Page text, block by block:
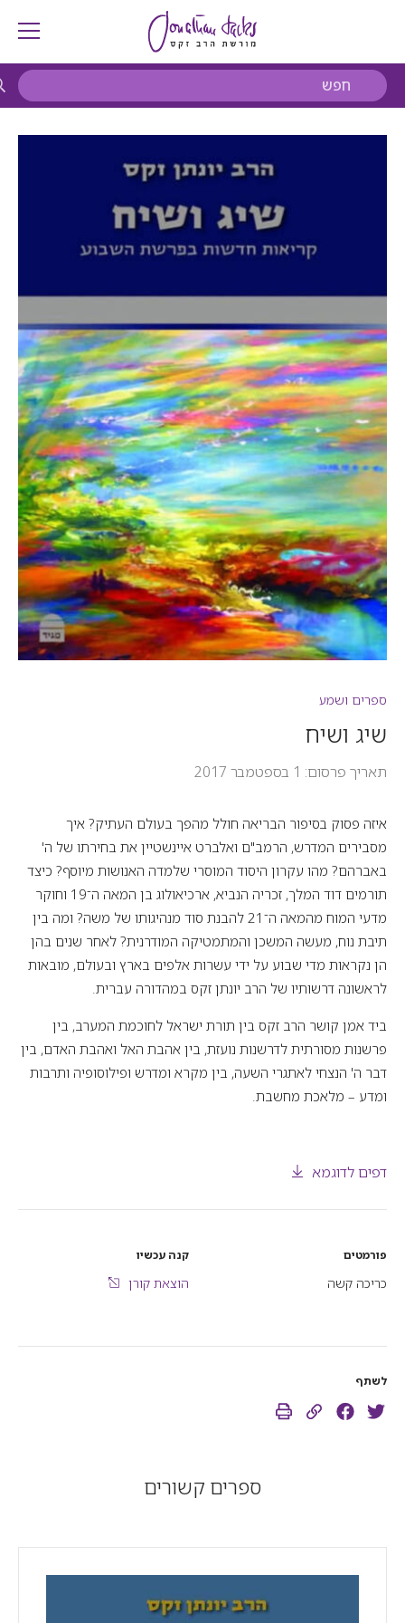
ספרים ושמע
שיג ושיח
תאריך פרסום: 1 בספטמבר 2017
איזה פסוק בסיפור הבריאה חולל מהפך בעולם העתיק? איך
מסבירים המדרש, הרמב"ם ואלברט איינשטיין את בחירתו של ה'
באברהם? מהו עקרון היסוד המוסרי שלמדה האנושות מיוסף? כיצד
תורמים דוד המלך, זכריה הנביא, ארכיאולוג בן המאה ה־19 וחוקר
מדעי המוח מהמאה ה־21 להבנת סוד מנהיגותו של משה? ומה בין
תיבת נוח, מעשה המשכן והמתמטיקה המודרנית? לאחר שנים בהן
הן נקראות מדי שבוע על ידי עשרות אלפים בארץ ובעולם, מובאות
לראשונה דרשותיו של הרב יונתן זקס במהדורה עברית.
ביד אמן קושר הרב זקס בין תורת ישראל לחוכמת המערב, בין
פרשנות מסורתית לדרשנות נועזת, בין אהבת האל ואהבת האדם, בין
דבר ה' הנצחי לאתגרי השעה, בין מקרא ומדרש ופילוסופיה ותרבות
ומדע – מלאכת מחשבת.
דפים לדוגמא
פורמטים
כריכה קשה
קנה עכשיו
הוצאת קורן
לשתף
ספרים קשורים